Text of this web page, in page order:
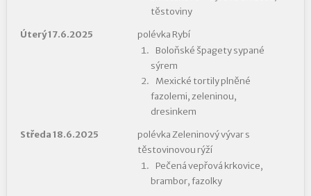
těstoviny
Úterý 17.6.2025
polévka Rybí
Boloňské špagety sypané
sýrem
Mexické tortily plněné
fazolemi, zeleninou,
dresinkem
Středa 18.6.2025
polévka Zeleninový vývar s
těstovinovou rýží
Pečená vepřová krkovice,
brambor, fazolky